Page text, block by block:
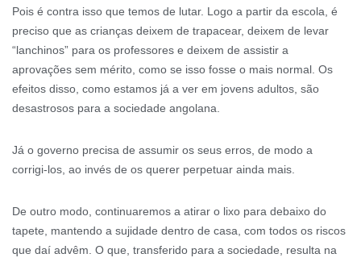
Pois é contra isso que temos de lutar. Logo a partir da escola, é
preciso que as crianças deixem de trapacear, deixem de levar
“lanchinos” para os professores e deixem de assistir a
aprovações sem mérito, como se isso fosse o mais normal. Os
efeitos disso, como estamos já a ver em jovens adultos, são
desastrosos para a sociedade angolana.
Já o governo precisa de assumir os seus erros, de modo a
corrigi-los, ao invés de os querer perpetuar ainda mais.
De outro modo, continuaremos a atirar o lixo para debaixo do
tapete, mantendo a sujidade dentro de casa, com todos os riscos
que daí advêm. O que, transferido para a sociedade, resulta na